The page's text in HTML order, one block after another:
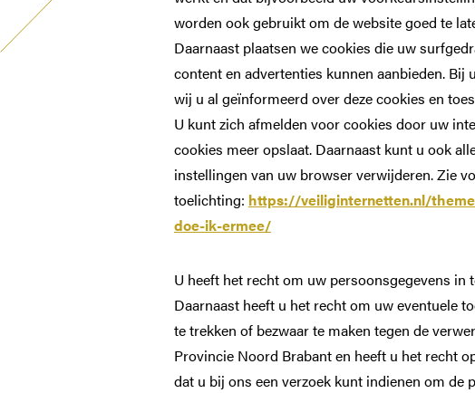
worden ook gebruikt om de website goed te
Daarnaast plaatsen we cookies die uw
content en advertenties kunnen aanbieden. Bij
wij u al geïnformeerd over deze cookies en
U kunt zich afmelden voor cookies door uw
cookies meer opslaat. Daarnaast kunt u ook
instellingen van uw browser verwijderen. Zie
toelichting: https://veiliginternetten.nl/
doe-ik-ermee/
U heeft het recht om uw persoonsgegevens in
Daarnaast heeft u het recht om uw eventuele
te trekken of bezwaar te maken tegen de
Provincie Noord Brabant en heeft u het recht
dat u bij ons een verzoek kunt indienen om de